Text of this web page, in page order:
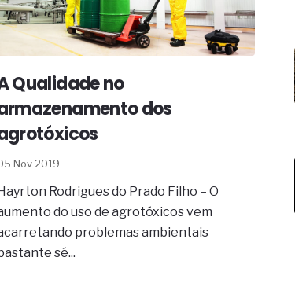
venda complexa
Qualidade no
dos
Nov 2019
Hayrton Rodrigues do Prado Filho – O
do uso de agrotóxicos vem
problemas ambientais
sé...